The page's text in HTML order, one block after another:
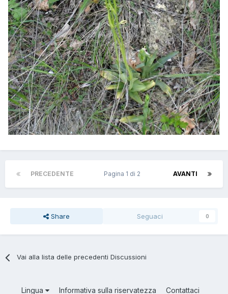
PRECEDENTE AVANTI
Pagina 1 di 2
Share Seguaci 0
Vai alla lista delle precedenti Discussioni
Lingua Informativa sulla riservatezza Contattaci